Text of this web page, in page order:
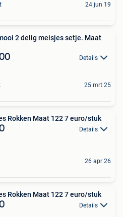
24 jun 19
2 delig meisjes setje. Maat
Details
25 mrt 25
Meisjes Rokken Maat 122 7 euro/stuk
Details
26 apr 26
Meisjes Rokken Maat 122 7 euro/stuk
Details